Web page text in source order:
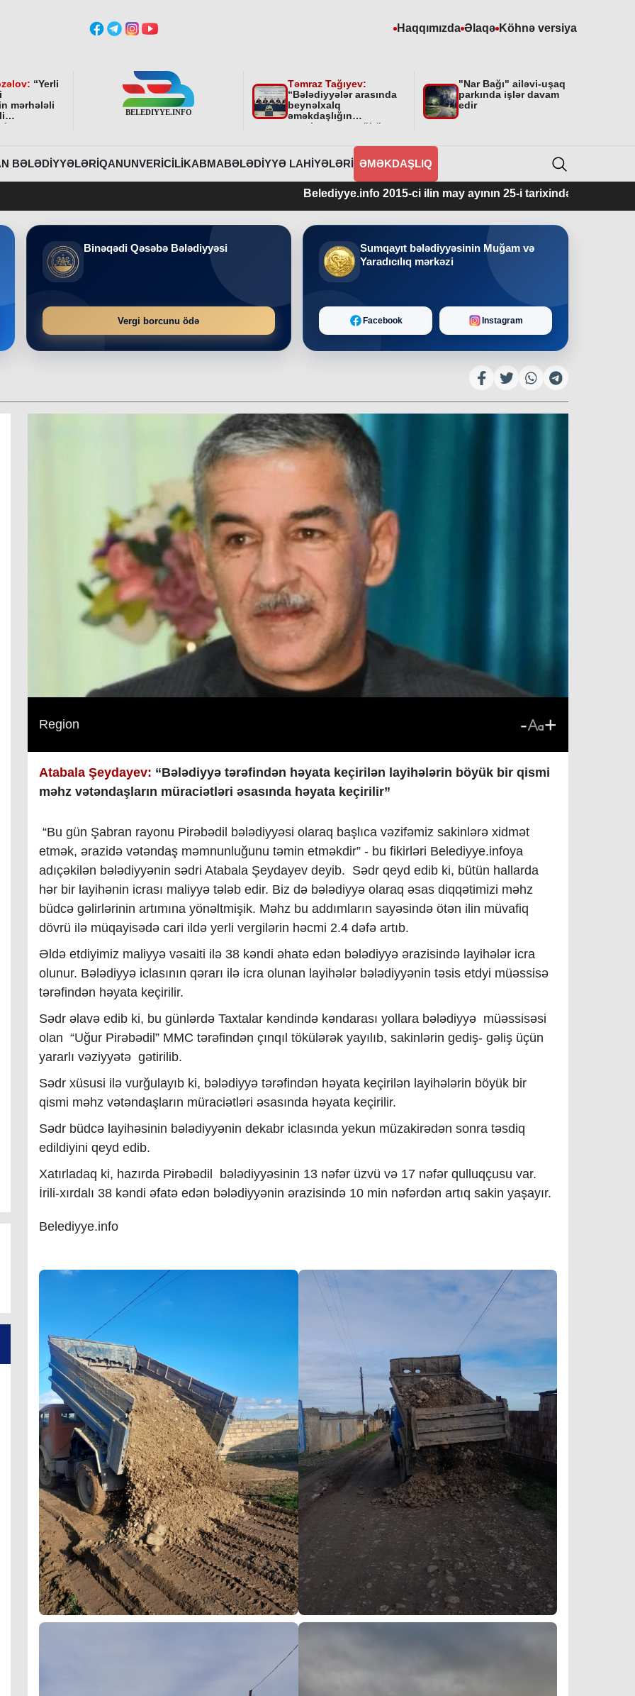
Haqqımızda Əlaqə Köhnə versiya
“Yerli
mərhələli
”
Təmraz Tağıyev:
“Bələdiyyələr arasında
beynəlxalq
əməkdaşlığın
qurulmasının mühüm
"Nar Bağı" ailəvi-uşaq
parkında işlər davam
edir
BƏLƏDIYYƏLƏRIQANUNVERICILIKABMABƏLƏDIYYƏ LAHIYƏLƏRI ƏMƏKDAŞLIQ
Belediyye.info 2015-ci ilin may ayının 25-i tarixindən fəaliyyətdədir.
Binəqədi Qəsəbə Bələdiyyəsi
Vergi borcunu ödə
Sumqayıt bələdiyyəsinin Muğam və
Yaradıcılıq mərkəzi
Facebook Instagram
Region - +
Atabala Şeydayev: “Bələdiyyə tərəfindən həyata keçirilən layihələrin böyük bir qismi
məhz vətəndaşların müraciətləri əsasında həyata keçirilir”
“Bu gün Şabran rayonu Pirəbədil bələdiyyəsi olaraq başlıca vəzifəmiz sakinlərə xidmət
etmək, ərazidə vətəndaş məmnunluğunu təmin etməkdir” - bu fikirləri Belediyye.infoya
adıçəkilən bələdiyyənin sədri Atabala Şeydayev deyib. Sədr qeyd edib ki, bütün hallarda
hər bir layihənin icrası maliyyə tələb edir. Biz də bələdiyyə olaraq əsas diqqətimizi məhz
büdcə gəlirlərinin artımına yönəltmişik. Məhz bu addımların sayəsində ötən ilin müvafiq
dövrü ilə müqayisədə cari ildə yerli vergilərin həcmi 2.4 dəfə artıb.
Əldə etdiyimiz maliyyə vəsaiti ilə 38 kəndi əhatə edən bələdiyyə ərazisində layihələr icra
olunur. Bələdiyyə iclasının qərarı ilə icra olunan layihələr bələdiyyənin təsis etdyi müəssisə
tərəfindən həyata keçirilir.
Sədr əlavə edib ki, bu günlərdə Taxtalar kəndində kəndarası yollara bələdiyyə müəssisəsi
olan “Uğur Pirəbədil” MMC tərəfindən çınqıl tökülərək yayılıb, sakinlərin gediş- gəliş üçün
yararlı vəziyyətə gətirilib.
Sədr xüsusi ilə vurğulayıb ki, bələdiyyə tərəfindən həyata keçirilən layihələrin böyük bir
qismi məhz vətəndaşların müraciətləri əsasında həyata keçirilir.
Sədr büdcə layihəsinin bələdiyyənin dekabr iclasında yekun müzakirədən sonra təsdiq
edildiyini qeyd edib.
Xatırladaq ki, hazırda Pirəbədil bələdiyyəsinin 13 nəfər üzvü və 17 nəfər qulluqçusu var.
İrili-xırdalı 38 kəndi əfatə edən bələdiyyənin ərazisində 10 min nəfərdən artıq sakin yaşayır.
Belediyye.info